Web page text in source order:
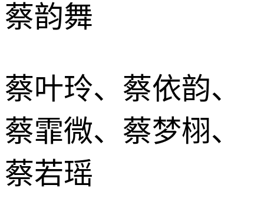
蔡韵舞
蔡叶玲、蔡依韵、
蔡霏微、蔡梦栩、
蔡若瑶